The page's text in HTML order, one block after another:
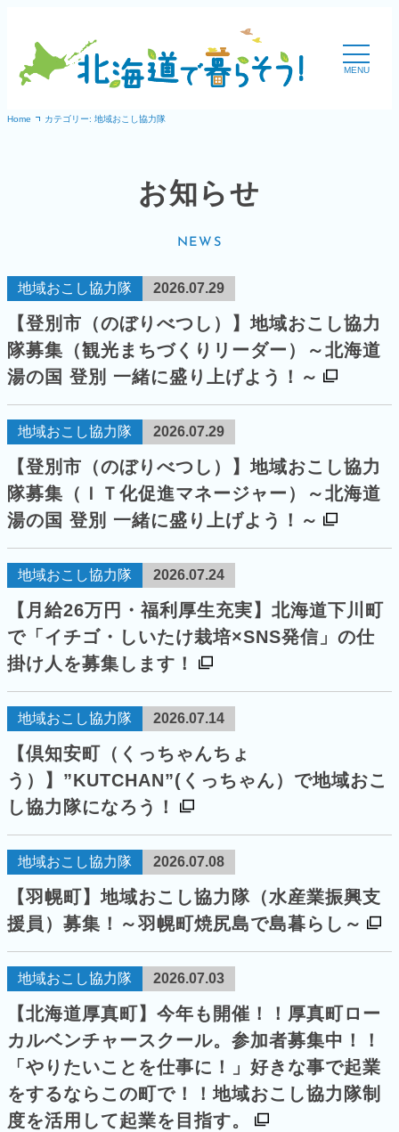
を
MENU
Home カテゴリー: 地域おこし協力隊
お知らせ
NEWS
地域おこし協力隊 2026.07.29
【登別市（のぼりべつし）】地域おこし協力
隊募集（観光まちづくりリーダー）～北海道
湯の国 登別 一緒に盛り上げよう！～
地域おこし協力隊 2026.07.29
【登別市（のぼりべつし）】地域おこし協力
隊募集（ＩＴ化促進マネージャー）～北海道
湯の国 登別 一緒に盛り上げよう！～
地域おこし協力隊 2026.07.24
【月給26万円・福利厚生充実】北海道下川町
で「イチゴ・しいたけ栽培×SNS発信」の仕
掛け人を募集します！
地域おこし協力隊 2026.07.14
【倶知安町（くっちゃんちょ
う）】”KUTCHAN”(くっちゃん）で地域おこ
し協力隊になろう！
地域おこし協力隊 2026.07.08
【羽幌町】地域おこし協力隊（水産業振興支
援員）募集！～羽幌町焼尻島で島暮らし～
地域おこし協力隊 2026.07.03
【北海道厚真町】今年も開催！！厚真町ロー
カルベンチャースクール。参加者募集中！！
「やりたいことを仕事に！」好きな事で起業
をするならこの町で！！地域おこし協力隊制
度を活用して起業を目指す。